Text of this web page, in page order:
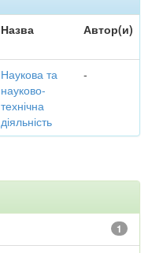
Назва Автор(и)
Наукова та
науково-
технічна
діяльність
-
1